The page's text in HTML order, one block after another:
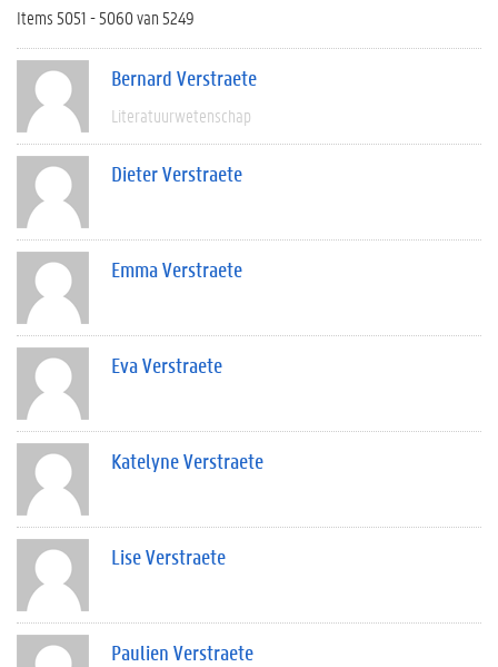
Items 5051 - 5060 van 5249
Bernard Verstraete
Literatuurwetenschap
Dieter Verstraete
Emma Verstraete
Eva Verstraete
Katelyne Verstraete
Lise Verstraete
Paulien Verstraete